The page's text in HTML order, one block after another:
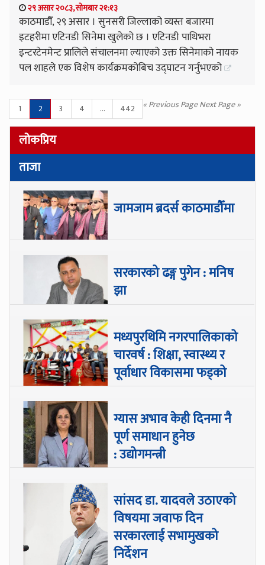
२९ असार २०८३, सोमबार २१:१३
काठमाडौँ, २९ असार । सुनसरी जिल्लाको व्यस्त बजारमा
इटहरीमा एटिनडी सिनेमा खुलेको छ । एटिनडी पाथिभरा
इन्टरटेनमेन्ट प्रालिले संचालनमा ल्याएको उक्त सिनेमाको नायक
पल शाहले एक विशेष कार्यक्रमकोबिच उद्घाटन गर्नुभएको
« Previous Page
1 2 3 4 ... 442 Next Page »
लोकप्रिय
ताजा
जामजाम ब्रदर्स काठमाडौँमा
सरकारको ढङ्ग पुगेन : मनिष
झा
मध्यपुरथिमि नगरपालिकाको
चारवर्ष : शिक्षा, स्वास्थ्य र
पूर्वाधार विकासमा फड्को
ग्यास अभाव केही दिनमा नै
पूर्ण समाधान हुनेछ
: उद्योगमन्त्री
सांसद डा‍‍. यादवले उठाएको
विषयमा जवाफ दिन
सरकारलाई सभामुखको
निर्देशन